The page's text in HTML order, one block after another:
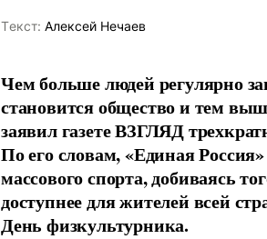
Tекст: Алексей Нечаев
Чем больше людей регулярно
становится общество и тем
заявил газете ВЗГЛЯД
По его словам, «Единая
массового спорта, добиваясь
доступнее для жителей всей
День физкультурника.